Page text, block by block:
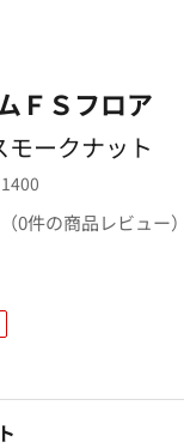
ＦＳフロア
ークナット
（0件の商品レビュー）